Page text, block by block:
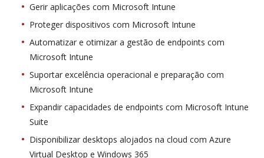
Gerir aplicações com Microsoft Intune
Proteger dispositivos com Microsoft Intune
Automatizar e otimizar a gestão de endpoints com
Microsoft Intune
Suportar excelência operacional e preparação com
Microsoft Intune
Expandir capacidades de endpoints com Microsoft Intune
Suite
Disponibilizar desktops alojados na cloud com Azure
Virtual Desktop e Windows 365